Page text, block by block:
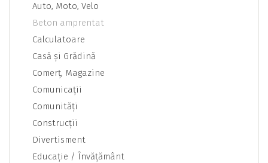
Auto, Moto, Velo
Beton amprentat
Calculatoare
Casă şi Grădină
Comerţ, Magazine
Comunicaţii
Comunităţi
Construcţii
Divertisment
Educaţie / Învăţământ